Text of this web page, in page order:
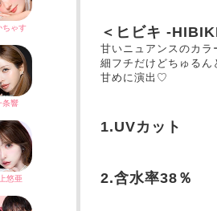
＜ヒビキ -
甘いニュアンスのカラ
細フチだけどちゅるん
甘めに演出♡
1.UVカット
2.含水率38％